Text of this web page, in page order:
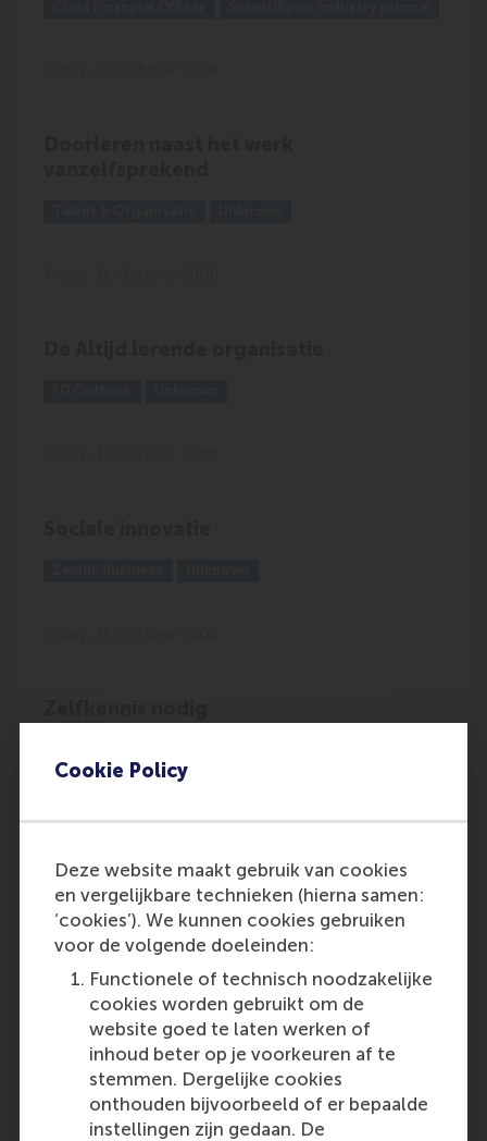
Cookie Policy
Deze website maakt gebruik van cookies
en vergelijkbare technieken (hierna samen:
‘cookies’). We kunnen cookies gebruiken
voor de volgende doeleinden:
Functionele of technisch noodzakelijke
cookies worden gebruikt om de
website goed te laten werken of
inhoud beter op je voorkeuren af te
stemmen. Dergelijke cookies
onthouden bijvoorbeeld of er bepaalde
instellingen zijn gedaan. De
Pension Academy slaat brug tussen
theorie en praktijk
A vast gap continues to exist between
scientific research in business and its practical
translation and application. The European
Pension Academy has been established to
bridge the gap between the research that has
been conducted…
Outlet:
NPN Online Media Type:
Online